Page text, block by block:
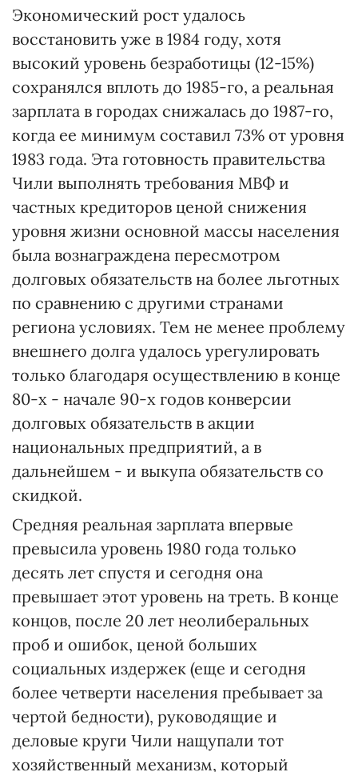
Экономический рост удалось
восстановить уже в 1984 году, хотя
высокий уровень безработицы (12-15%)
сохранялся вплоть до 1985-го, а реальная
зарплата в городах снижалась до 1987-го,
когда ее минимум составил 73% от уровня
1983 года. Эта готовность правительства
Чили выполнять требования МВФ и
частных кредиторов ценой снижения
уровня жизни основной массы населения
была вознаграждена пересмотром
долговых обязательств на более льготных
по сравнению с другими странами
региона условиях. Тем не менее проблему
внешнего долга удалось урегулировать
только благодаря осуществлению в конце
80-х - начале 90-х годов конверсии
долговых обязательств в акции
национальных предприятий, а в
дальнейшем - и выкупа обязательств со
скидкой.
Средняя реальная зарплата впервые
превысила уровень 1980 года только
десять лет спустя и сегодня она
превышает этот уровень на треть. В конце
концов, после 20 лет неолиберальных
проб и ошибок, ценой больших
социальных издержек (еще и сегодня
более четверти населения пребывает за
чертой бедности), руководящие и
деловые круги Чили нащупали тот
хозяйственный механизм, который